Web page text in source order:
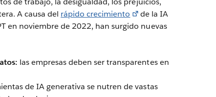
A causa del rápido crecimiento
de la IA
en noviembre de 2022, han surgido nuevas
las empresas deben ser transparentes en
de IA generativa se nutren de vastas